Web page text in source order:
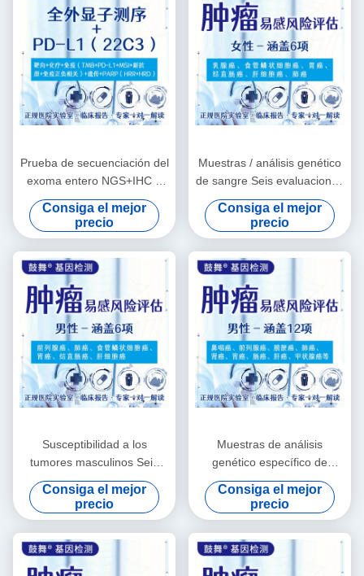
Prueba de secuenciación del
exoma entero NGS+IHC +
PD-L1 (22C3)
Consiga el mejor
precio
Muestras / análisis genético
de sangre Seis evaluaciones
de riesgo para la
susceptibilidad del tumor
femenino
Consiga el mejor
precio
Susceptibilidad a los
tumores masculinos Seis
evaluaciones de riesgos
Servicios de pruebas
genéticas
Consiga el mejor
precio
Muestras de análisis
genético específico de
tumores 12 artículos para
hombres
Consiga el mejor
precio